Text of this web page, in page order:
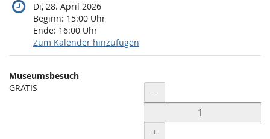
Di, 28. April 2026
Beginn: 15:00 Uhr
Ende: 16:00 Uhr
Zum Kalender hinzufügen
Produkte
Unkategorisierte
Museumsbesuch
GRATIS
Menge
-
+